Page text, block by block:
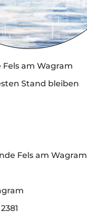
am Wagram
Stand bleiben
Fels am Wagram